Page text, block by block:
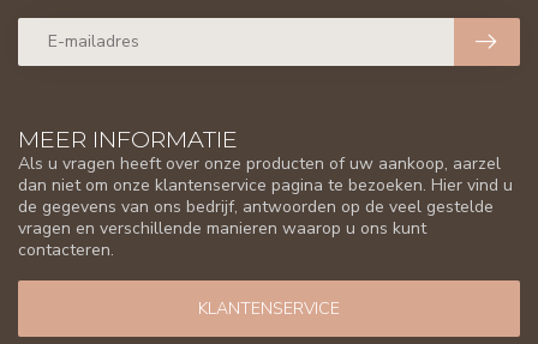
MEER INFORMATIE
Als u vragen heeft over onze producten of uw aankoop, aarzel
dan niet om onze klantenservice pagina te bezoeken. Hier vind u
de gegevens van ons bedrijf, antwoorden op de veel gestelde
vragen en verschillende manieren waarop u ons kunt
contacteren.
KLANTENSERVICE